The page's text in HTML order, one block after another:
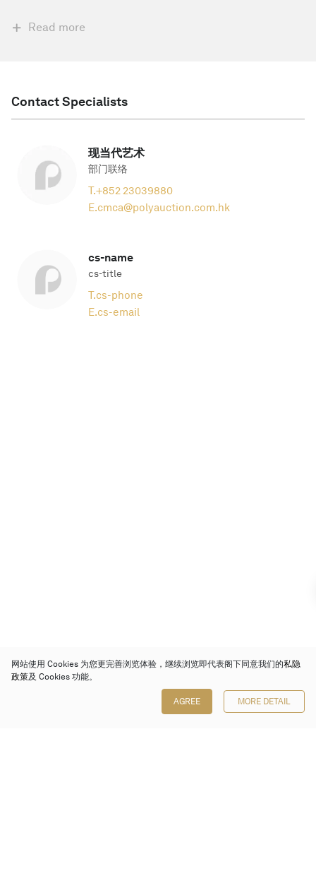
Read more
Contact Specialists
现当代艺术
部门联络
T.+852 23039880
E.cmca@polyauction.com.hk
cs-name
cs-title
T.cs-phone
E.cs-email
网站使用 Cookies 为您更完善浏览体验，继续浏览即代表阁下同意我们的私隐
政策及 Cookies 功能。
AGREE MORE DETAIL